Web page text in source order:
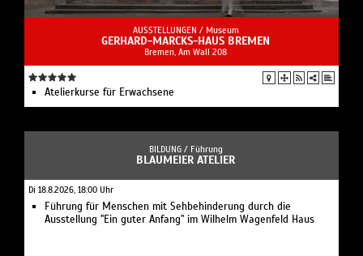
AUSSTELLUNGEN / Museum
GERHARD-MARCKS-HAUS BREMEN
Bremen, Am Wall 208
Atelierkurse für Erwachsene
BILDUNG / Führung
BLAUMEIER ATELIER
Di 18.8.2026, 18:00 Uhr
Führung für Menschen mit Sehbehinderung durch die
Ausstellung "Ein guter Anfang" im Wilhelm Wagenfeld Haus